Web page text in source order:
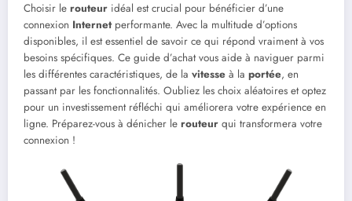
Choisir le routeur idéal est crucial pour bénéficier d’une
connexion Internetperformante. Avec la multitude d’options
disponibles, il est essentiel de savoir ce qui répond vraiment à vos
besoins spécifiques. Ce guide d’achat vous aide à naviguer parmi
les différentes caractéristiques, de la vitesse à la portée, en
passant par les fonctionnalités. Oubliez les choix aléatoires et optez
pour un investissement réfléchi qui améliorera votre expérience en
ligne. Préparez-vous à dénicher le routeur qui transformera votre
connexion !